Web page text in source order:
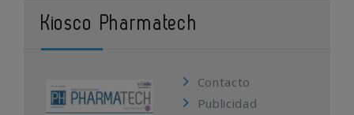
Kiosco Pharmatech
Contacto
Publicidad